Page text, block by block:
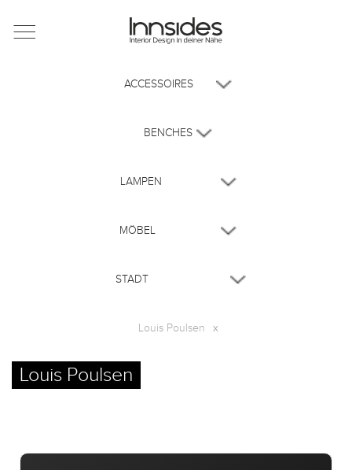
Magazin
Showrooms
Kontakt
Louis Poulsen x
Louis Poulsen